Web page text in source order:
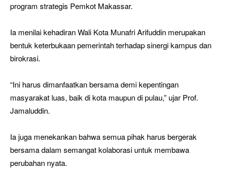
program strategis Pemkot Makassar.
Ia menilai kehadiran Wali Kota Munafri Arifuddin merupakan
bentuk keterbukaan pemerintah terhadap sinergi kampus dan
birokrasi.
“Ini harus dimanfaatkan bersama demi kepentingan
masyarakat luas, baik di kota maupun di pulau,” ujar Prof.
Jamaluddin.
Ia juga menekankan bahwa semua pihak harus bergerak
bersama dalam semangat kolaborasi untuk membawa
perubahan nyata.